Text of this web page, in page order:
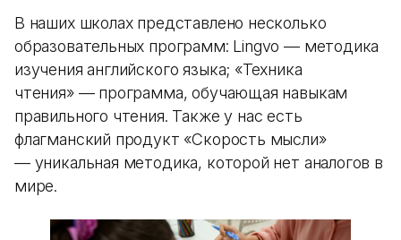
В наших школах представлено несколько
образовательных программ: Lingvo — методика
изучения английского языка; «Техника
чтения» — программа, обучающая навыкам
правильного чтения. Также у нас есть
флагманский продукт «Скорость мысли»
— уникальная методика, которой нет аналогов в
мире.